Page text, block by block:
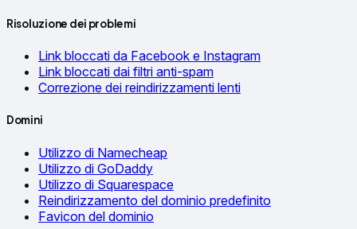
Risoluzione dei problemi
Link bloccati da Facebook e Instagram
Link bloccati dai filtri anti-spam
Correzione dei reindirizzamenti lenti
Domini
Utilizzo di Namecheap
Utilizzo di GoDaddy
Utilizzo di Squarespace
Reindirizzamento del dominio predefinito
Favicon del dominio